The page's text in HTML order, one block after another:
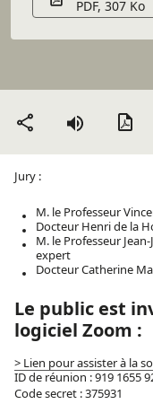
PDF, 307 Ko
Partager
Jury :
M. le Professeur
Docteur Henri de la
M. le Professeur
expert
Docteur Catherine
Le public est
logiciel Zoom :
> Lien pour assister à la
ID de réunion : 919 1655
Code secret : 375931